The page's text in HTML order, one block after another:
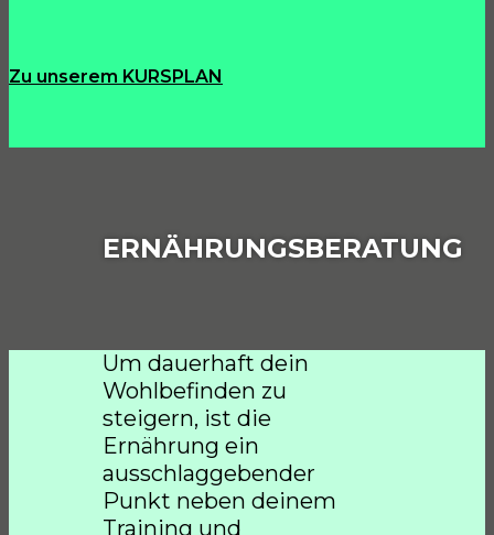
Zu unserem KURSPLAN
ERNÄHRUNGSBERATUNG
Um dauerhaft dein
Wohlbefinden zu
steigern, ist die
Ernährung ein
ausschlaggebender
Punkt neben deinem
Training und